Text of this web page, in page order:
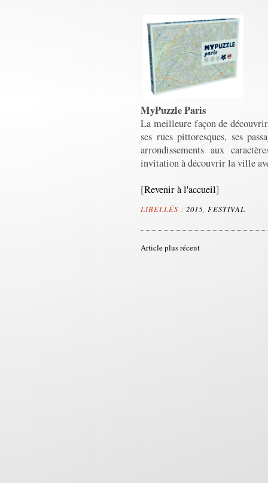
MyPuzzle Paris
La meilleure façon de
ses rues pittoresques, ses
arrondissements aux
invitation à découvrir la ville
[Revenir à l'accueil]
LIBELLÉS : 2015 FESTIVAL
Article plus récent